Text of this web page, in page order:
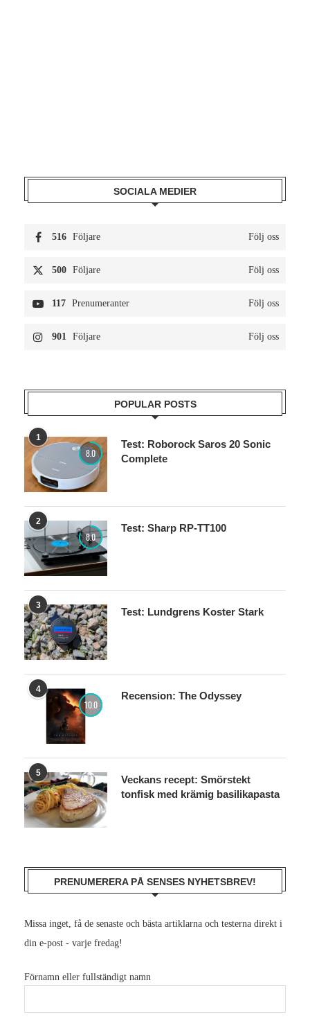
SOCIALA MEDIER
516 Följare Följ oss
500 Följare Följ oss
117 Prenumeranter Följ oss
901 Följare Följ oss
POPULAR POSTS
1
8.0
Test: Roborock Saros 20 Sonic
Complete
2
8.0
Test: Sharp RP-TT100
3
Test: Lundgrens Koster Stark
4
10.0
Recension: The Odyssey
5
Veckans recept: Smörstekt
tonfisk med krämig basilikapasta
PRENUMERERA PÅ SENSES NYHETSBREV!
Missa inget, få de senaste och bästa artiklarna och testerna direkt i
din e-post - varje fredag!
Förnamn eller fullständigt namn